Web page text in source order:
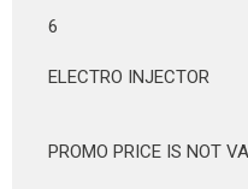
6
ELECTRO INJECTOR
PROMO PRICE IS NOT